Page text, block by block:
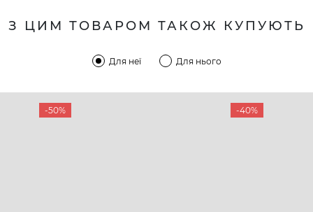
З ЦИМ ТОВАРОМ ТАКОЖ КУПУЮТЬ
Для неї Для нього
-50% -40%